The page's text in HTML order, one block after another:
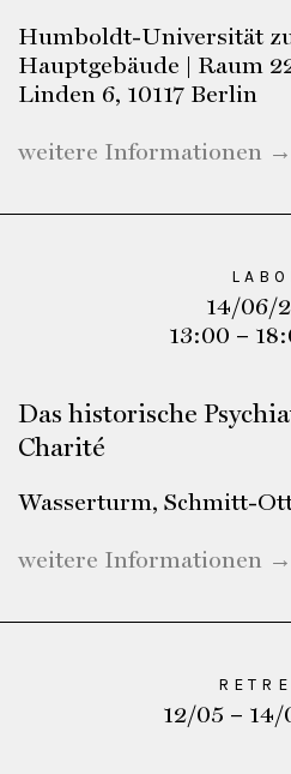
Humboldt-Universität
Hauptgebäude | Raum
Linden 6, 10117 Berlin
weitere Informationen →
14/06/
13:00 –
Das historische
Charité
Wasserturm, Schmitt-
weitere Informationen →
12/05 –